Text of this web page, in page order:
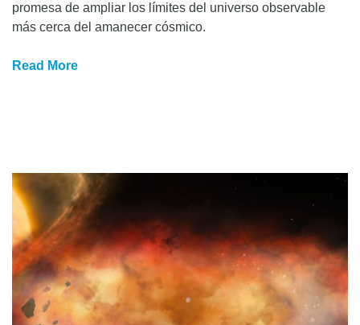
promesa de ampliar los límites del universo observable
más cerca del amanecer cósmico.
Read More